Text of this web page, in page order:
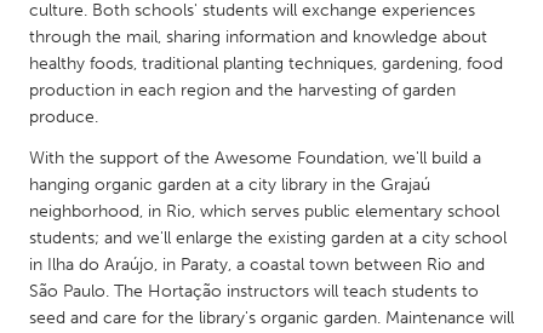
Gainesville, FL
Georgetown, MA
Gloucester, MA
Hamilton-Wenham, MA
Ipswich, MA
Los Angeles, CA
Miami, FL
New York City, NY
Newburgh, NY
Newburyport, MA
North Minneapolis, MN
Oahu, HI
Orlando, FL
Peekskill, NY
Philadelphia, PA
culture. Both schools' students will exchange experiences
through the mail, sharing information and knowledge about
healthy foods, traditional planting techniques, gardening, food
production in each region and the harvesting of garden
produce.
With the support of the Awesome Foundation, we'll build a
hanging organic garden at a city library in the Grajaú
neighborhood, in Rio, which serves public elementary school
students; and we'll enlarge the existing garden at a city school
in Ilha do Araújo, in Paraty, a coastal town between Rio and
São Paulo. The Hortação instructors will teach students to
seed and care for the library's organic garden. Maintenance will